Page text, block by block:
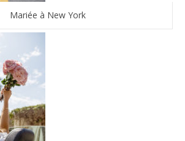
Mariée à New York